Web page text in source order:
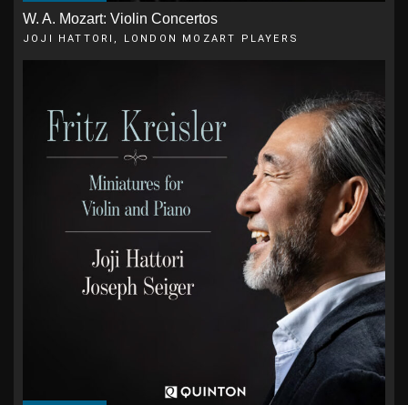
W. A. Mozart: Violin Concertos
JOJI HATTORI, LONDON MOZART PLAYERS